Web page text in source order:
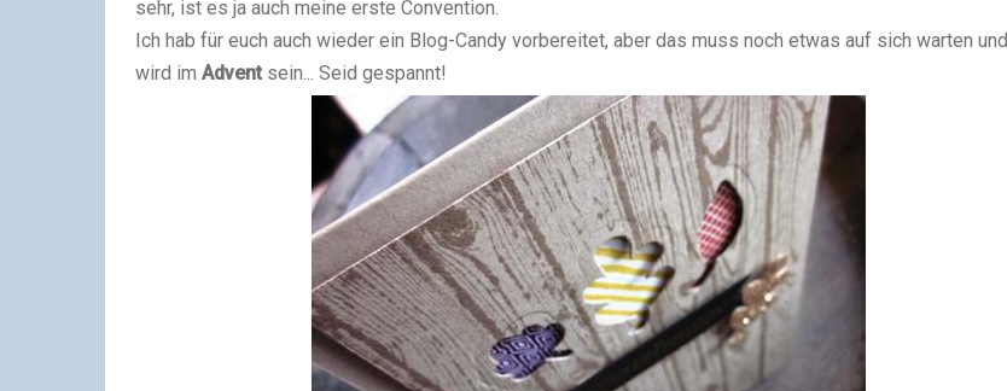
sehr, ist es ja auch meine erste Convention.
Ich hab für euch auch wieder ein Blog-Candy vorbereitet, aber das muss noch etwas auf sich warten und
wird im Advent sein... Seid gespannt!